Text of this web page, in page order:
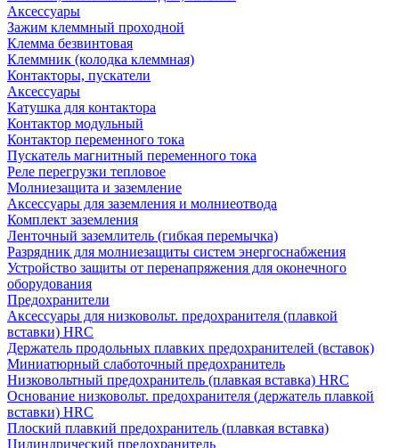
Аксессуары
Зажим клеммный проходной
Клемма безвинтовая
Клеммник (колодка клеммная)
Контакторы, пускатели
Аксессуары
Катушка для контактора
Контактор модульный
Контактор переменного тока
Пускатель магнитный переменного тока
Реле перегрузки тепловое
Молниезащита и заземление
Аксессуары для заземления и молниеотвода
Комплект заземления
Ленточный заземлитель (гибкая перемычка)
Разрядник для молниезащиты систем энергоснабжения
Устройство защиты от перенапряжения для оконечного
оборудования
Предохранители
Аксессуары для низковольт. предохранителя (плавкой
вставки) HRC
Держатель продольных плавких предохранителей (вставок)
Миниатюрный слаботочный предохранитель
Низковольтный предохранитель (плавкая вставка) HRC
Основание низковольт. предохранителя (держатель плавкой
вставки) HRC
Плоский плавкий предохранитель (плавкая вставка)
Цилиндрический предохранитель